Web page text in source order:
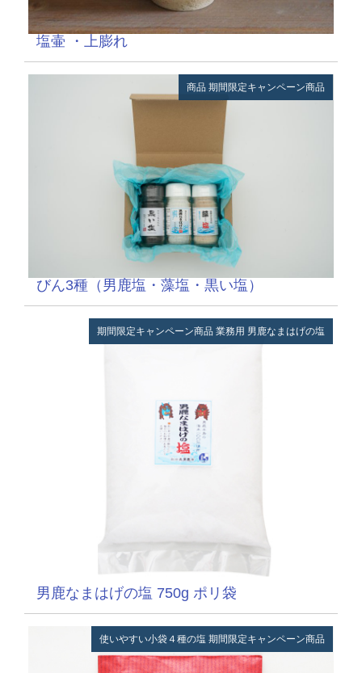
塩壷 ・上膨れ
商品 期間限定キャンペーン商品
びん3種（男鹿塩・藻塩・黒い塩）
期間限定キャンペーン商品 業務用 男鹿なまはげの塩
男鹿なまはげの塩 750g ポリ袋
使いやすい小袋４種の塩 期間限定キャンペーン商品